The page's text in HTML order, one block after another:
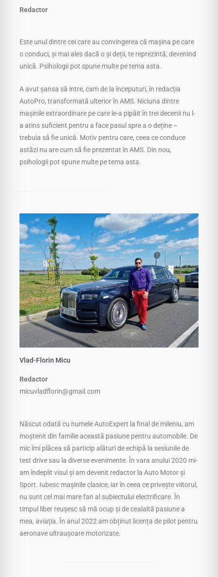
Redactor
Este unul dintre cei care au convingerea că mașina pe care
o conduci, și mai ales dacă o și deții, te reprezintă, devenind
unică. Psihologii pot spune multe pe tema asta.
A avut șansa să intre, cam de la începuturi, în redacția
AutoPro, transformată ulterior în AMS. Niciuna dintre
mașinile extraordinare pe care le-a pipăit în trei decenii nu l-
a atins suficient pentru a face pasul spre a o deține –
trebuia să fie unică. Motiv pentru care, ceea ce conduce
astăzi nu are cum să fie prezentat în AMS. Din nou,
psihologii pot spune multe pe tema asta.
Vlad-Florin Micu
Redactor
micuvladflorin@gmail.com
Născut odată cu numele AutoExpert la final de mileniu, am
moștenit din familie această pasiune pentru automobile. De
mic îmi plăcea să particip alături de echipă la sesiunile de
test drive sau la diverse evenimente. În vara anului 2020 mi-
am îndeplit visul și am devenit redactor la Auto Motor și
Sport. Iubesc mașinile clasice, iar în ceea ce privește viitorul,
nu sunt cel mai mare fan al subiectului electrificare. În
timpul liber reușesc să mă ocup și de cealaltă pasiune a
mea, aviația. În anul 2022 am obținut licența de pilot pentru
aeronave ultraușoare motorizate.